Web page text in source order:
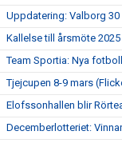
Uppdatering: Valborg
Kallelse till årsmöte 2025
Team Sportia: Nya
Tjejcupen 8-9 mars
Elofssonhallen blir
Decemberlotteriet: